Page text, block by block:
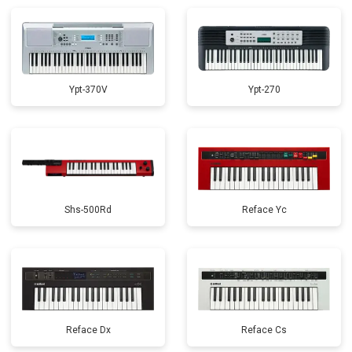
Ypt-370V Ypt-270
Shs-500Rd Reface Yc
Reface Dx Reface Cs